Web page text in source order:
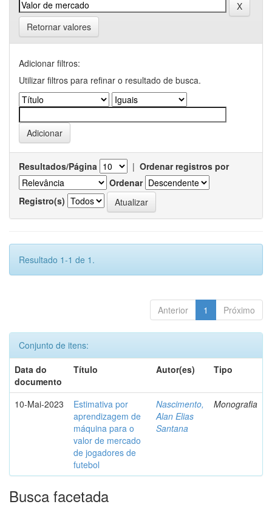
Retornar valores
Adicionar filtros:
Utilizar filtros para refinar o resultado de busca.
Resultados/Página | Ordenar registros por
Ordenar
Registro(s)
Resultado 1-1 de 1.
Anterior 1 Próximo
Conjunto de itens:
Data do
documento
Título Autor(es) Tipo
10-Mai-2023
Estimativa por
aprendizagem de
máquina para o
valor de mercado
de jogadores de
futebol
Nascimento,
Alan Elias
Santana
Monografia
Busca facetada